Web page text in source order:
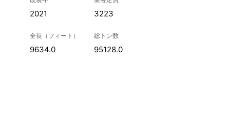
2021 3223
全長（フィート）
9634.0
総トン数
95128.0